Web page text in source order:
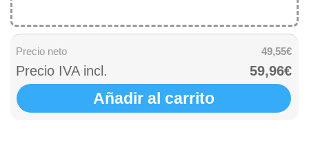
Precio neto 49,55€
Precio IVA incl. 59,96€
Añadir al carrito